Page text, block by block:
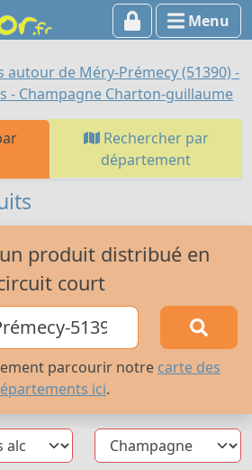
Menu
de Méry-Prémecy (51390) -
- Champagne Charton-guillaume
Rechercher par
département
produit distribué en
court
parcourir notre carte des
ici.